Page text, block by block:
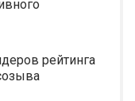
рейтинга